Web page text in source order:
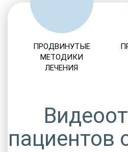
ПРОДВИНУТЫЕ
МЕТОДИКИ
ЛЕЧЕНИЯ
пациентов